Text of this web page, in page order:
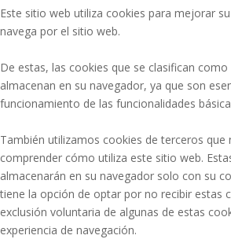
Este sitio web utiliza cookies para mejorar
navega por el sitio web.
De estas, las cookies que se clasifican como
almacenan en su navegador, ya que son
funcionamiento de las funcionalidades
También utilizamos cookies de terceros que
comprender cómo utiliza este sitio web.
almacenarán en su navegador solo con su
tiene la opción de optar por no recibir estas
exclusión voluntaria de algunas de estas
experiencia de navegación.